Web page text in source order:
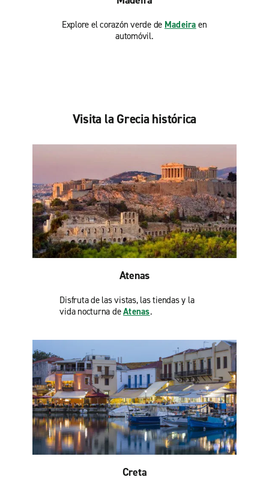
Explore el corazón verde de Madeira en
automóvil.
Visita la Grecia histórica
Atenas
Disfruta de las vistas, las tiendas y la
vida nocturna deAtenas.
Creta